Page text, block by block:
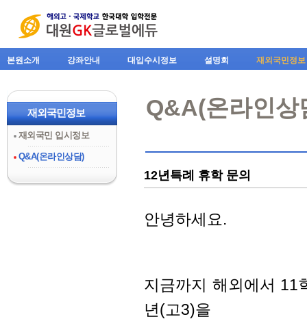
본원소개 강좌안내 대입수시정보 설명회 재외국민정보
재외국민정보
재외국민 입시정보
Q&A(온라인상담)
Q&A(온라인상
12년특례 휴학 문의
안녕하세요.
지금까지 해외에서 11
년(고3)을